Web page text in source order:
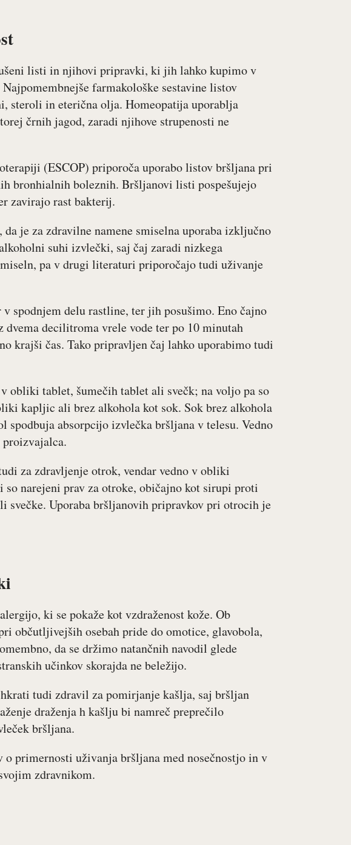
listi in njihovi pripravki, ki jih lahko kupimo v
farmakološke sestavine listov
steroli in eterična olja. Homeopatija uporablja
črnih jagod, zaradi njihove strupenosti ne
(ESCOP) priporoča uporabo listov bršljana pri
bronhialnih boleznih. Bršljanovi listi pospešujejo
zavirajo rast bakterij.
je za zdravilne namene smiselna uporaba izključno
suhi izvlečki, saj čaj zaradi nizkega
pa v drugi literaturi priporočajo tudi uživanje
spodnjem delu rastline, ter jih posušimo. Eno čajno
dvema decilitroma vrele vode ter po 10 minutah
krajši čas. Tako pripravljen čaj lahko uporabimo tudi
obliki tablet, šumečih tablet ali svečk; na voljo pa so
kapljic ali brez alkohola kot sok. Sok brez alkohola
absorpcijo izvlečka bršljana v telesu. Vedno
za zdravljenje otrok, vendar vedno v obliki
narejeni prav za otroke, običajno kot sirupi proti
svečke. Uporaba bršljanovih pripravkov pri otrocih je
ki se pokaže kot vzdraženost kože. Ob
občutljivejših osebah pride do omotice, glavobola,
da se držimo natančnih navodil glede
učinkov skorajda ne beležijo.
tudi zdravil za pomirjanje kašlja, saj bršljan
draženja h kašlju bi namreč preprečilo
bršljana.
primernosti uživanja bršljana med nosečnostjo in v
zdravnikom.